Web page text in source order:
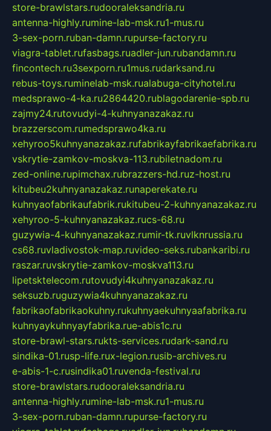
store-brawlstars.rudooraleksandria.ru
antenna-highly.rumine-lab-msk.ru1-mus.ru
3-sex-porn.ruban-damn.rupurse-factory.ru
viagra-tablet.rufasbags.ruadler-jun.rubandamn.ru
fincontech.ru3sexporn.ru1mus.rudarksand.ru
rebus-toys.ruminelab-msk.rualabuga-cityhotel.ru
medsprawo-4-ka.ru2864420.rublagodarenie-spb.ru
zajmy24.rutovudyi-4-kuhnyanazakaz.ru
brazzerscom.rumedsprawo4ka.ru
xehyroo5kuhnyanazakaz.rufabrikayfabrikaefabrika.ru
vskrytie-zamkov-moskva-113.rubiletnadom.ru
zed-online.rupimchax.rubrazzers-hd.ruz-host.ru
kitubeu2kuhnyanazakaz.runaperekate.ru
kuhnyaofabrikaufabrik.rukitubeu-2-kuhnyanazakaz.ru
xehyroo-5-kuhnyanazakaz.rucs-68.ru
guzywia-4-kuhnyanazakaz.rumir-tk.ruvlknrussia.ru
cs68.ruvladivostok-map.ruvideo-seks.rubankaribi.ru
raszar.ruvskrytie-zamkov-moskva113.ru
lipetsktelecom.rutovudyi4kuhnyanazakaz.ru
seksuzb.ruguzywia4kuhnyanazakaz.ru
fabrikaofabrikaokuhny.rukuhnyaekuhnyaafabrika.ru
kuhnyaykuhnyayfabrika.rue-abis1c.ru
store-brawl-stars.rukts-services.rudark-sand.ru
sindika-01.rusp-life.rux-legion.rusib-archives.ru
e-abis-1-c.rusindika01.ruvenda-festival.ru
store-brawlstars.rudooraleksandria.ru
antenna-highly.rumine-lab-msk.ru1-mus.ru
3-sex-porn.ruban-damn.rupurse-factory.ru